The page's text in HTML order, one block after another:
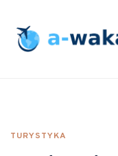
TURYSTYKA